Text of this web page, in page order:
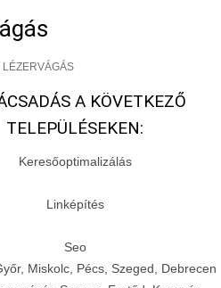
A KÖVETKEZŐ
TELEPÜLÉSEKEN:
Keresőoptimalizálás
Linképítés
Seo
Miskolc, Pécs, Szeged, Debrecen